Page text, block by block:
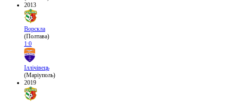
2013
Ворскла
(Полтава)
1:0
Іллічівець
(Маріуполь)
2019